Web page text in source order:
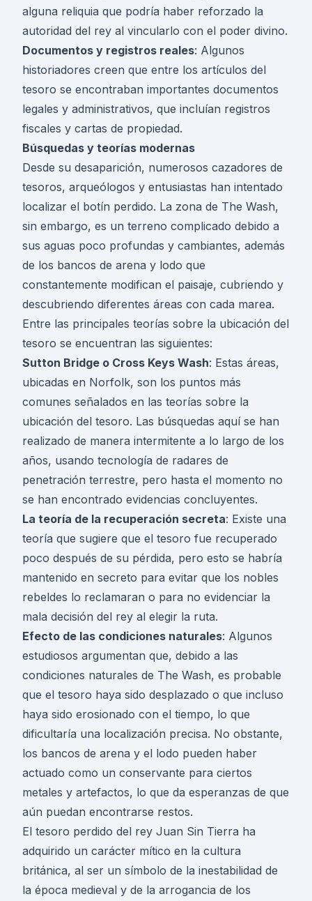
alguna reliquia que podría haber reforzado la
autoridad del rey al vincularlo con el poder divino.
Documentos y registros reales: Algunos
historiadores creen que entre los artículos del
tesoro se encontraban importantes documentos
legales y administrativos, que incluían registros
fiscales y cartas de propiedad.
Búsquedas y teorías modernas
Desde su desaparición, numerosos cazadores de
tesoros, arqueólogos y entusiastas han intentado
localizar el botín perdido. La zona de The Wash,
sin embargo, es un terreno complicado debido a
sus aguas poco profundas y cambiantes, además
de los bancos de arena y lodo que
constantemente modifican el paisaje, cubriendo y
descubriendo diferentes áreas con cada marea.
Entre las principales teorías sobre la ubicación del
tesoro se encuentran las siguientes:
Sutton Bridge o Cross Keys Wash: Estas áreas,
ubicadas en Norfolk, son los puntos más
comunes señalados en las teorías sobre la
ubicación del tesoro. Las búsquedas aquí se han
realizado de manera intermitente a lo largo de los
años, usando tecnología de radares de
penetración terrestre, pero hasta el momento no
se han encontrado evidencias concluyentes.
La teoría de la recuperación secreta: Existe una
teoría que sugiere que el tesoro fue recuperado
poco después de su pérdida, pero esto se habría
mantenido en secreto para evitar que los nobles
rebeldes lo reclamaran o para no evidenciar la
mala decisión del rey al elegir la ruta.
Efecto de las condiciones naturales: Algunos
estudiosos argumentan que, debido a las
condiciones naturales de The Wash, es probable
que el tesoro haya sido desplazado o que incluso
haya sido erosionado con el tiempo, lo que
dificultaría una localización precisa. No obstante,
los bancos de arena y el lodo pueden haber
actuado como un conservante para ciertos
metales y artefactos, lo que da esperanzas de que
aún puedan encontrarse restos.
El tesoro perdido del rey Juan Sin Tierra ha
adquirido un carácter mítico en la cultura
británica, al ser un símbolo de la inestabilidad de
la época medieval y de la arrogancia de los